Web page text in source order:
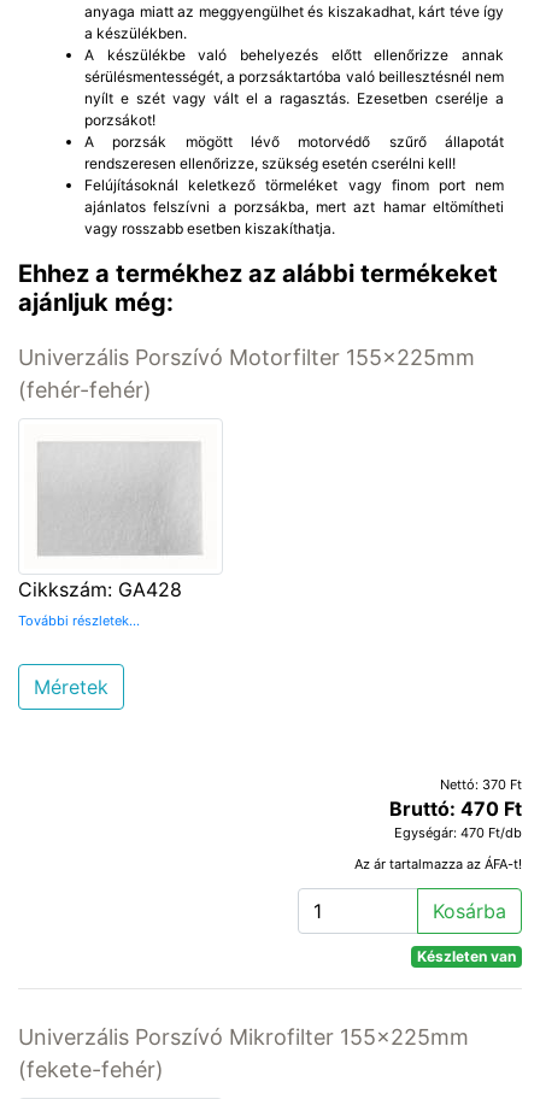
anyaga miatt az meggyengülhet és kiszakadhat, kárt téve így
a készülékben.
A készülékbe való behelyezés előtt ellenőrizze annak
sérülésmentességét, a porzsáktartóba való beillesztésnél nem
nyílt e szét vagy vált el a ragasztás. Ezesetben cserélje a
porzsákot!
A porzsák mögött lévő motorvédő szűrő állapotát
rendszeresen ellenőrizze, szükség esetén cserélni kell!
Felújításoknál keletkező törmeléket vagy finom port nem
ajánlatos felszívni a porzsákba, mert azt hamar eltömítheti
vagy rosszabb esetben kiszakíthatja.
Ehhez a termékhez az alábbi termékeket
ajánljuk még:
Univerzális Porszívó Motorfilter 155x225mm
(fehér-fehér)
Cikkszám: GA428
További részletek...
Méretek
Nettó: 370 Ft
Bruttó: 470 Ft
Egységár: 470 Ft/db
Az ár tartalmazza az ÁFA-t!
Kosárba
Készleten van
Univerzális Porszívó Mikrofilter 155x225mm
(fekete-fehér)